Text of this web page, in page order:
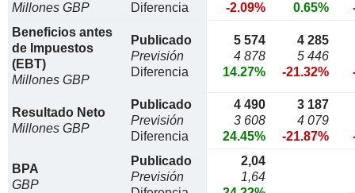
Millones GBP
Diferencia
-2.09%
0.65%
Beneficios antes
de Impuestos
(EBT)
Millones GBP
Publicado
Previsión
Diferencia
5 574
4 878
14.27%
4 285
5 446
-21.32%
Resultado Neto
Millones GBP
Publicado
Previsión
Diferencia
4 490
3 608
24.45%
3 187
4 079
-21.87%
BPA
GBP
Publicado
Previsión
2,04
1,64